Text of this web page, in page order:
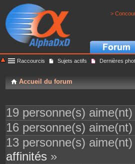
>
Raccourcis Sujets actifs Dernières
Accueil du forum
19 personne(s)
16 personne(s)
13 personne(s)
affinités »